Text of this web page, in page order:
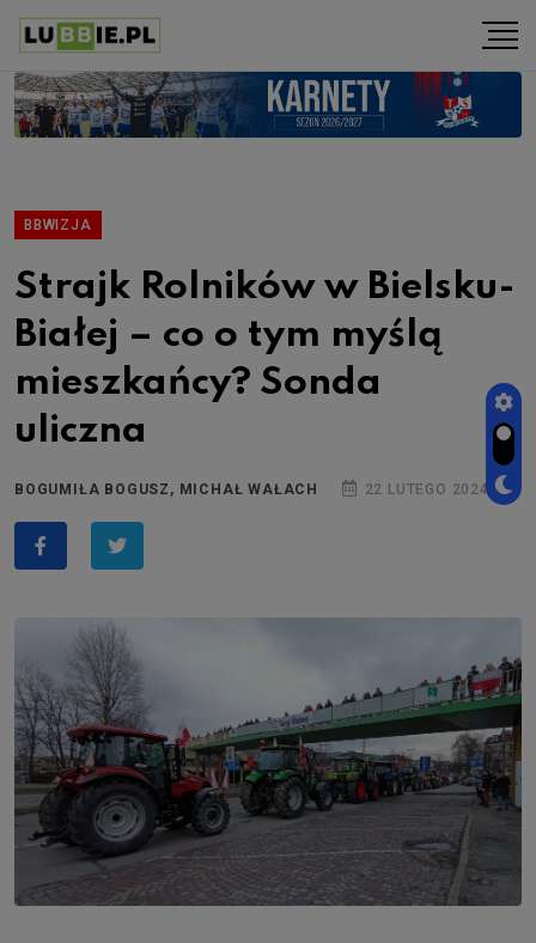
BBWIZJA
Strajk Rolników w Bielsku-
Białej – co o tym myślą
mieszkańcy? Sonda
uliczna
BOGUMIŁA BOGUSZ, MICHAŁ WAŁACH 22 LUTEGO 2024